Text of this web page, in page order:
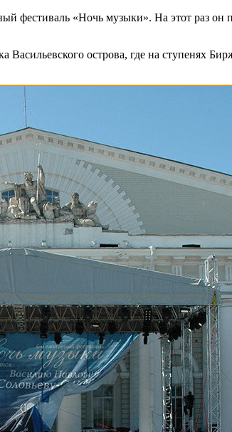
фестиваль «Ночь музыки». На этот раз он
острова, где на ступенях